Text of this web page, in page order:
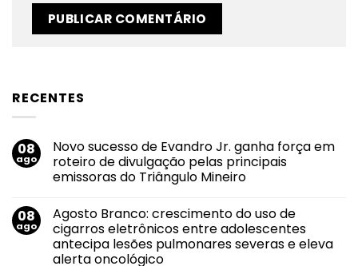
RECENTES
08
ago
Novo sucesso de Evandro Jr. ganha força em
roteiro de divulgação pelas principais
emissoras do Triângulo Mineiro
em
Novo
sucesso
de
Evandro
08
ago
Agosto Branco: crescimento do uso de
cigarros eletrônicos entre adolescentes
antecipa lesões pulmonares severas e eleva
alerta oncológico